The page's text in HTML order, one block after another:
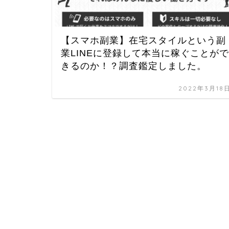
【スマホ副業】在宅スタイルという副
業LINEに登録して本当に稼ぐことがで
きるのか！？調査鑑定しました。
2022年3月18